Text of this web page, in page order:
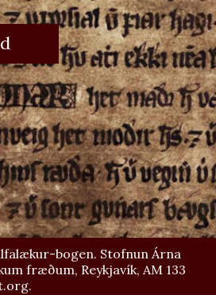
bogen. Stofnun Árna
fræðum, Reykjavík, AM 133